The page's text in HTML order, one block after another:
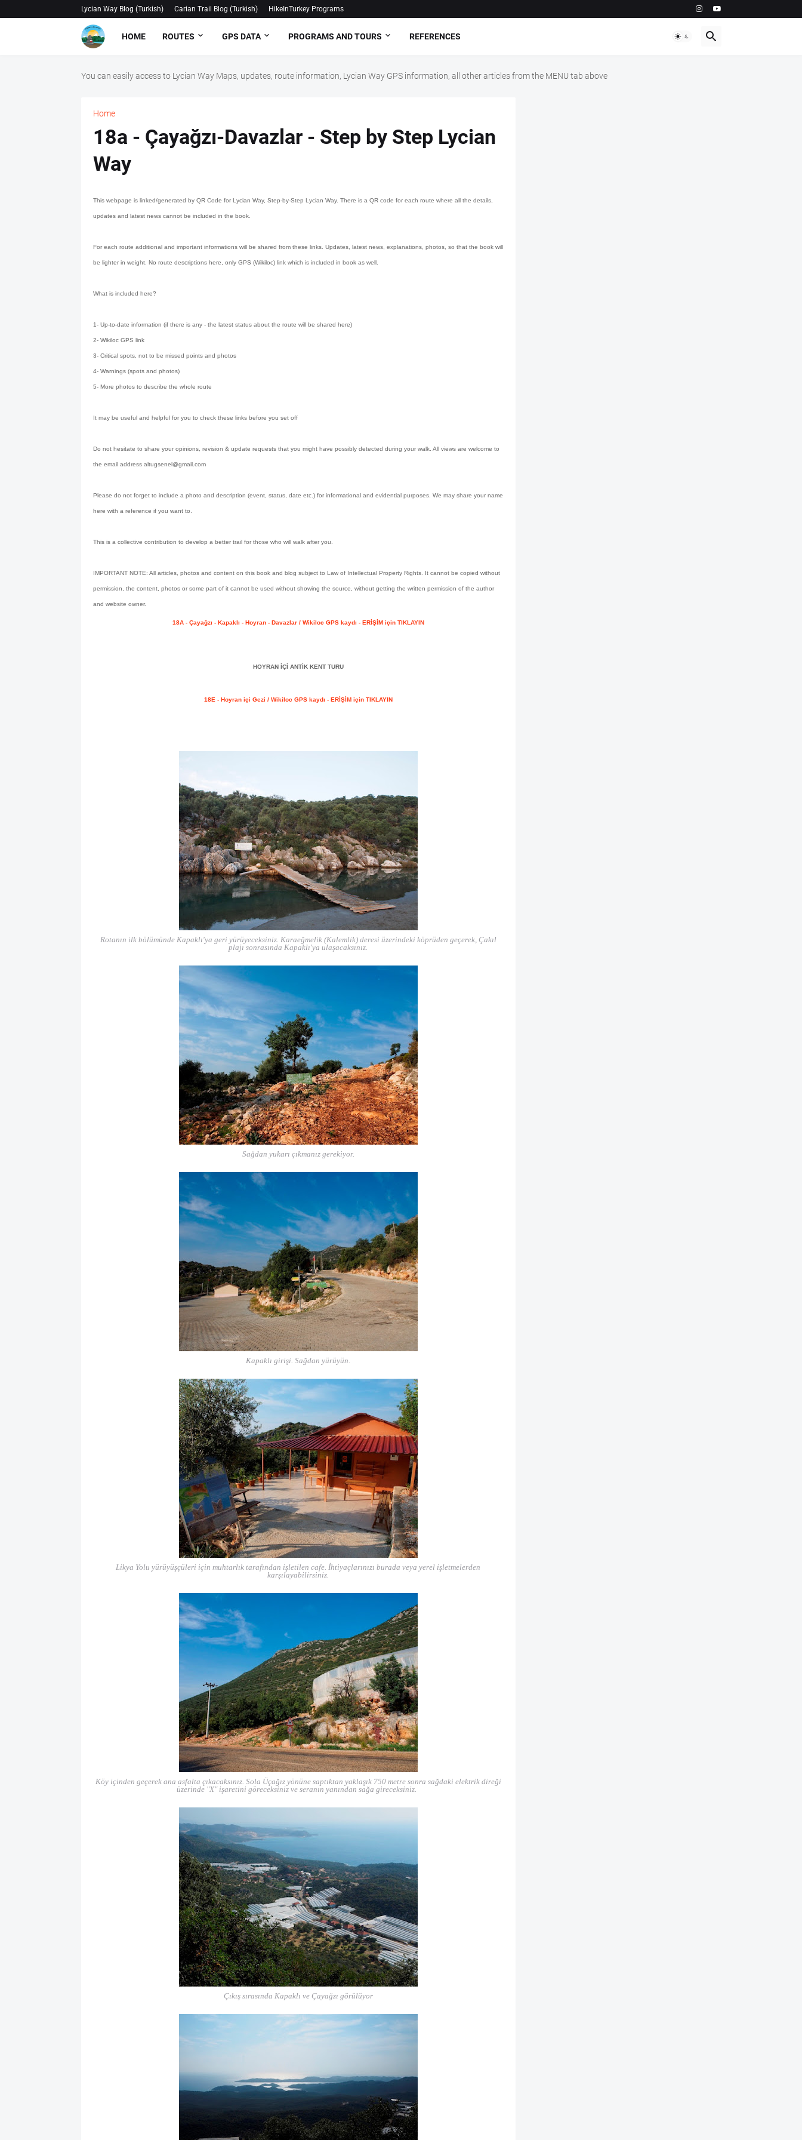
Lycian Way Blog (Turkish) Carian Trail Blog (Turkish) HikeInTurkey Programs
HOME ROUTES GPS DATA PROGRAMS AND TOURS REFERENCES
You can easily access to Lycian Way Maps, updates, route information, Lycian Way GPS information, all other articles from the MENU tab above
Home
18a - Çayağzı-Davazlar - Step by Step Lycian
Way
This webpage is linked/generated by QR Code for Lycian Way, Step-by-Step Lycian Way. There is a QR code for each route where all the details,
updates and latest news cannot be included in the book.
For each route additional and important informations will be shared from these links. Updates, latest news, explanations, photos, so that the book will
be lighter in weight. No route descriptions here, only GPS (Wikiloc) link which is included in book as well.
What is included here?
1- Up-to-date information (if there is any - the latest status about the route will be shared here)
2- Wikiloc GPS link
3- Critical spots, not to be missed points and photos
4- Warnings (spots and photos)
5- More photos to describe the whole route
It may be useful and helpful for you to check these links before you set off
Do not hesitate to share your opinions, revision & update requests that you might have possibly detected during your walk. All views are welcome to
the email address altugsenel@gmail.com
Please do not forget to include a photo and description (event, status, date etc.) for informational and evidential purposes. We may share your name
here with a reference if you want to.
This is a collective contribution to develop a better trail for those who will walk after you.
IMPORTANT NOTE: All articles, photos and content on this book and blog subject to Law of Intellectual Property Rights. It cannot be copied without
permission, the content, photos or some part of it cannot be used without showing the source, without getting the written permission of the author
and website owner.
18A - Çayağzı - Kapaklı - Hoyran - Davazlar / Wikiloc GPS kaydı - ERİŞİM için TIKLAYIN
HOYRAN İÇİ ANTİK KENT TURU
18E - Hoyran içi Gezi / Wikiloc GPS kaydı - ERİŞİM için TIKLAYIN
Rotanın ilk bölümünde Kapaklı'ya geri yürüyeceksiniz. Karaeğmelik (Kalemlik) deresi üzerindeki köprüden geçerek, Çakıl
plajı sonrasında Kapaklı'ya ulaşacaksınız.
Sağdan yukarı çıkmanız gerekiyor.
Kapaklı girişi. Sağdan yürüyün.
Likya Yolu yürüyüşçüleri için muhtarlık tarafından işletilen cafe. İhtiyaçlarınızı burada veya yerel işletmelerden
karşılayabilirsiniz.
Köy içinden geçerek ana asfalta çıkacaksınız. Sola Üçağız yönüne saptıktan yaklaşık 750 metre sonra sağdaki elektrik direği
üzerinde "X" işaretini göreceksiniz ve seranın yanından sağa gireceksiniz.
Çıkış sırasında Kapaklı ve Çayağzı görülüyor